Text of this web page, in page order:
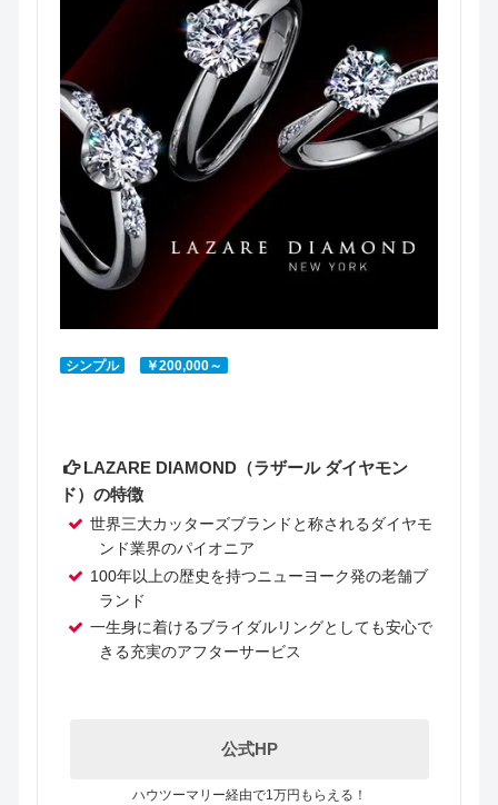
シンプル ￥200,000～
LAZARE DIAMOND（ラザール ダイヤモン
ド）の特徴
世界三大カッターズブランドと称されるダイヤモ
ンド業界のパイオニア
100年以上の歴史を持つニューヨーク発の老舗ブ
ランド
一生身に着けるブライダルリングとしても安心で
きる充実のアフターサービス
公式HP
ハウツーマリー経由で1万円もらえる！